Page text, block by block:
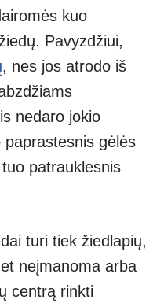
kuo
Pavyzdžiui,
, nes jos atrodo iš
nedaro jokio
paprastesnis gėlės
patrauklesnis
turi tiek žiedlapių,
neįmanoma arba
centrą rinkti